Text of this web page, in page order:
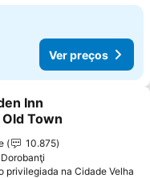
Ver preços
aos favoritos
Inn
Town
10.875
privilegiada na Cidade Velha